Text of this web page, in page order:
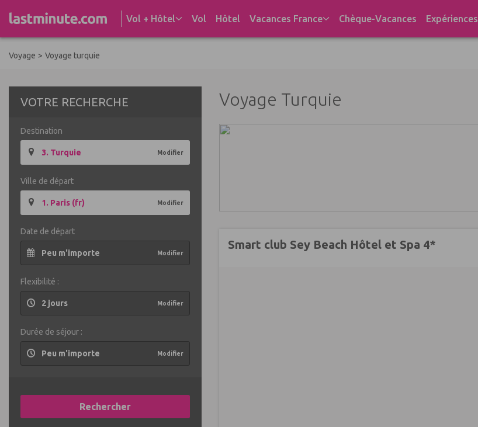
Vol + Hôtel Vol Hôtel Vacances France Chèque-Vacances Expériences
Voyage > Voyage turquie
VOTRE RECHERCHE
Destination
3. Turquie Modifier
Ville de départ
1. Paris (fr) Modifier
Date de départ
Peu m'importe Modifier
Flexibilité :
2 jours Modifier
Durée de séjour :
Peu m'importe Modifier
Rechercher
Voyage Turquie
Smart club Sey Beach Hôtel et Spa 4*